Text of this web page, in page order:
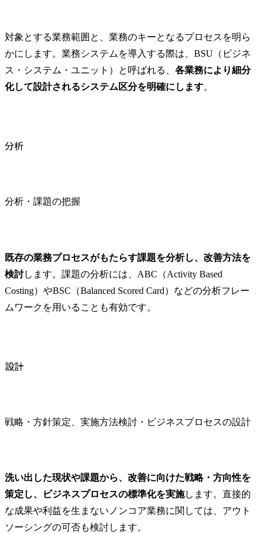
対象とする業務範囲と、業務のキーとなるプロセスを明ら
かにします。業務システムを導入する際は、BSU（ビジネ
ス・システム・ユニット）と呼ばれる、 各業務により細分
化して設計されるシステム区分を明確にします。
分析
分析・課題の把握
既存の業務プロセスがもたらす課題を分析し、改善方法を
検討します。課題の分析には、ABC（Activity Based
Costing）やBSC（Balanced Scored Card）などの分析フレー
ムワークを用いることも有効です。
設計
戦略・方針策定、実施方法検討・ビジネスプロセスの設計
洗い出した現状や課題から、改善に向けた戦略・方向性を
策定し、ビジネスプロセスの標準化を実施します。直接的
な成果や利益を生まないノンコア業務に関しては、アウト
ソーシングの可否も検討します。